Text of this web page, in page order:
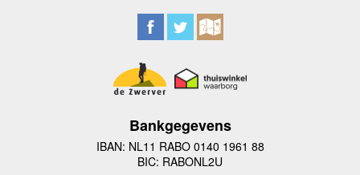
Bankgegevens
IBAN: NL11 RABO 0140 1961 88
BIC: RABONL2U